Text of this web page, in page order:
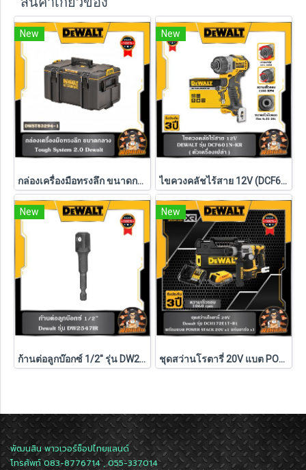
New
กล่องเครื่องมือทรงลึก ขนาดกลาง TOUGH SYSTEM Dewalt รุ่น DWST83294-1
New
ไขควงคลัชไร้สาย 12V (DCF601N-KR) Dewalt (ตัวเปล่า)
New
ก้านต่อลูกบ๊อกซ์ 1/2" รุ่น DW2547IR G DEWALT
New
ชุดสว่านโรตารี่ 20V แบต POWERSTACK 1.7Ah Dewalt (DCH172E1T-B1)
พัฒนสิน พาวเวอร์ช็อปไทยแลนด์
โทรศัพท์ 083-8776714 , 055-337014